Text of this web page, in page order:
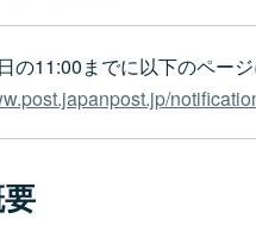
の11:00までに以下のペー